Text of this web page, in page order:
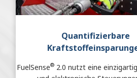
Quantifizierbare
FuelSense® 2.0 nutzt eine